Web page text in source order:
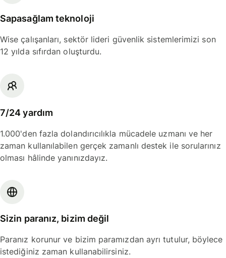
Sapasağlam teknoloji
Wise çalışanları, sektör lideri güvenlik sistemlerimizi son
12 yılda sıfırdan oluşturdu.
7/24 yardım
1.000'den fazla dolandırıcılıkla mücadele uzmanı ve her
zaman kullanılabilen gerçek zamanlı destek ile sorularınız
olması hâlinde yanınızdayız.
Sizin paranız, bizim değil
Paranız korunur ve bizim paramızdan ayrı tutulur, böylece
istediğiniz zaman kullanabilirsiniz.